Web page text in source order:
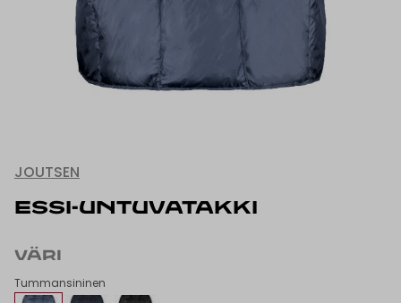
JOUTSEN
ESSI-UNTUVATAKKI
VÄRI
Tummansininen